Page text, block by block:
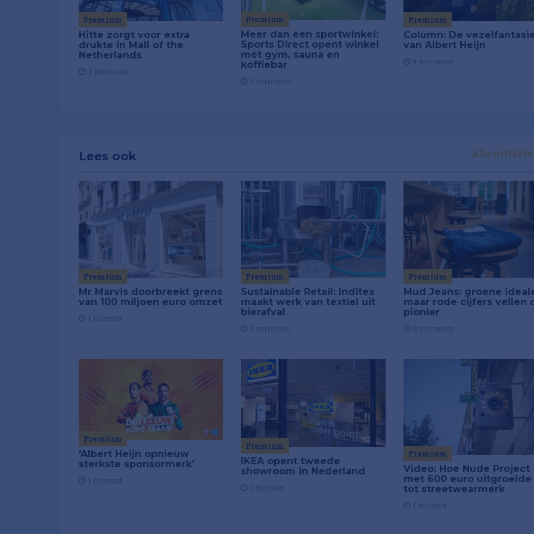
Premium
Hitte zorgt voor extra
drukte in Mall of the
Netherlands
Premium
Meer dan een sportwinkel:
Sports Direct opent winkel
mét gym, sauna en
koffiebar
Premium
Column: De
van Albert Heijn
Lees ook Alle
Premium
Mr Marvis doorbreekt grens
van 100 miljoen euro omzet
Premium
Sustainable Retail: Inditex
maakt werk van textiel uit
bierafval
Premium
Mud Jeans: groene
maar rode cijfers vellen
pionier
Premium
'Albert Heijn opnieuw
sterkste sponsormerk'
Premium
IKEA opent tweede
showroom in Nederland
Premium
Video: Hoe Nude Project
met 600 euro uitgroeide
tot streetwearmerk